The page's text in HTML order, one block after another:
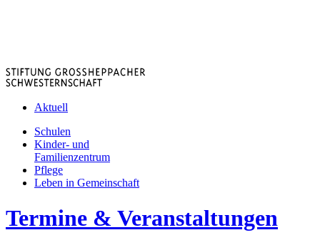
Aktuell
Schulen
Kinder- und
Familienzentrum
Pflege
Leben in Gemeinschaft
Termine & Veranstaltungen